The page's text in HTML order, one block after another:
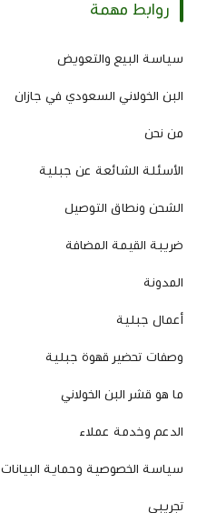
روابط مهمة
سياسة البيع والتعويض
البن الخولاني السعودي في جازان
من نحن
الأسئلة الشائعة عن جبلية
الشحن ونطاق التوصيل
ضريبة القيمة المضافة
المدونة
أعمال جبلية
وصفات تحضير قهوة جبلية
ما هو قشر البن الخولاني
الدعم وخدمة عملاء
سياسة الخصوصية وحماية البيانات
تجريبي